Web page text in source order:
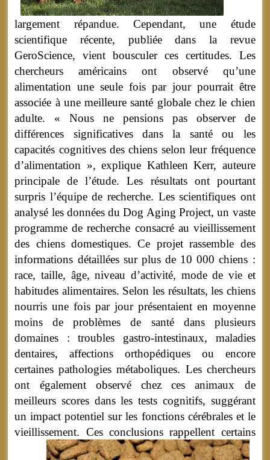
largement répandue. Cependant, une étude
scientifique récente, publiée dans la revue
GeroScience, vient bousculer ces certitudes. Les
chercheurs américains ont observé qu’une
alimentation une seule fois par jour pourrait être
associée à une meilleure santé globale chez le chien
adulte. « Nous ne pensions pas observer de
différences significatives dans la santé ou les
capacités cognitives des chiens selon leur fréquence
d’alimentation », explique Kathleen Kerr, auteure
principale de l’étude. Les résultats ont pourtant
surpris l’équipe de recherche. Les scientifiques ont
analysé les données du Dog Aging Project, un vaste
programme de recherche consacré au vieillissement
des chiens domestiques. Ce projet rassemble des
informations détaillées sur plus de 10 000 chiens :
race, taille, âge, niveau d’activité, mode de vie et
habitudes alimentaires. Selon les résultats, les chiens
nourris une fois par jour présentaient en moyenne
moins de problèmes de santé dans plusieurs
domaines : troubles gastro-intestinaux, maladies
dentaires, affections orthopédiques ou encore
certaines pathologies métaboliques. Les chercheurs
ont également observé chez ces animaux de
meilleurs scores dans les tests cognitifs, suggérant
un impact potentiel sur les fonctions cérébrales et le
vieillissement. Ces conclusions rappellent certains